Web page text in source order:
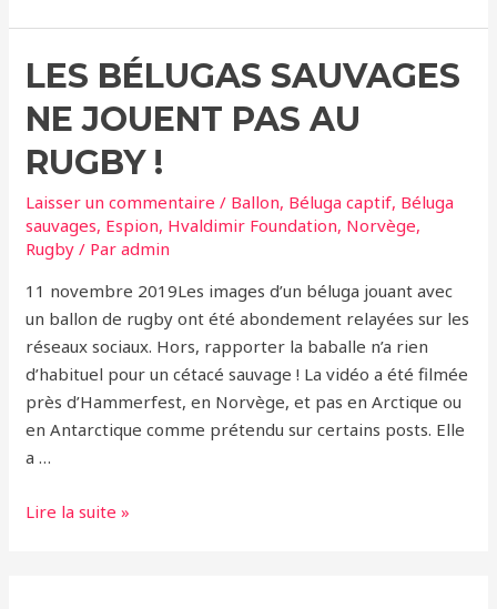
Hvaldimir,
espion
russe
LES BÉLUGAS SAUVAGES
NE JOUENT PAS AU
RUGBY !
Laisser un commentaire / Ballon, Béluga captif, Béluga
sauvages, Espion, Hvaldimir Foundation, Norvège,
Rugby / Paradmin
11 novembre 2019Les images d’un béluga jouant avec
un ballon de rugby ont été abondement relayées sur les
réseaux sociaux. Hors, rapporter la baballe n’a rien
d’habituel pour un cétacé sauvage ! La vidéo a été filmée
près d’Hammerfest, en Norvège, et pas en Arctique ou
en Antarctique comme prétendu sur certains posts. Elle
a …
Les
Lire la suite »